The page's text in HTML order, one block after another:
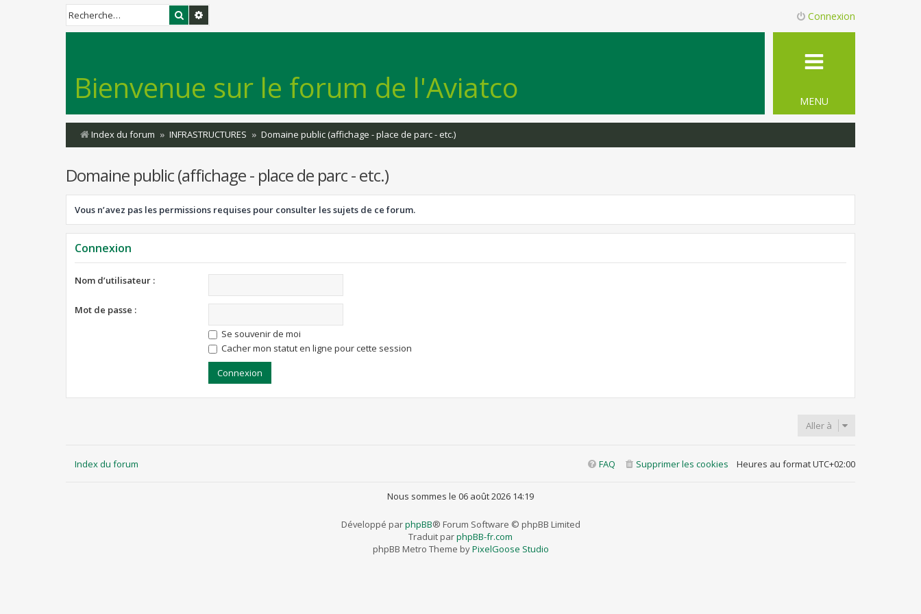
Rechercher Connexion
Bienvenue sur le forum de l'Aviatco MENU
Index du forum INFRASTRUCTURES Domaine public (affichage - place de parc - etc.)
Domaine public (affichage - place de parc - etc.)
Vous n’avez pas les permissions requises pour consulter les sujets de ce forum.
Connexion
Nom d’utilisateur :
Mot de passe :
Se souvenir de moi
Cacher mon statut en ligne pour cette session
Aller à
Index du forum Heures au formatUTC+02:00
Supprimer les cookies
FAQ
Nous sommes le 06 août 2026 14:19
Développé parphpBB® Forum Software © phpBB Limited
Traduit parphpBB-fr.com
phpBB Metro Theme byPixelGoose Studio